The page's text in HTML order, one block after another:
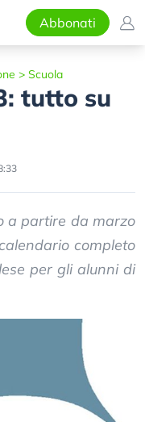
Abbonati
> Scuola
tutto su
a partire da marzo
completo
per gli alunni di